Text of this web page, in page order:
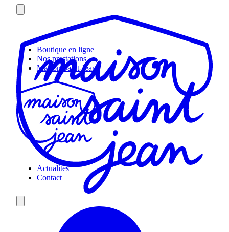
Skip
to
Boutique en ligne
Nos prestations
Maison Saint-Jean
Actualités
Contact